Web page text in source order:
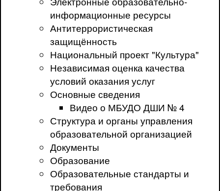
информационные ресурсы
Антитеррористическая
защищённость
Национальный проект "Культура"
Независимая оценка качества
условий оказания услуг
Основные сведения
Видео о МБУДО ДШИ № 4
Структура и органы управления
образовательной организацией
Документы
Образование
Образовательные стандарты и
требования